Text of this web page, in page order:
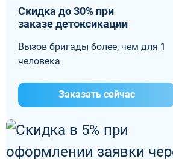
Скидка до 30% при
заказе детоксикации
Вызов бригады более, чем для 1
человека
Заказать сейчас